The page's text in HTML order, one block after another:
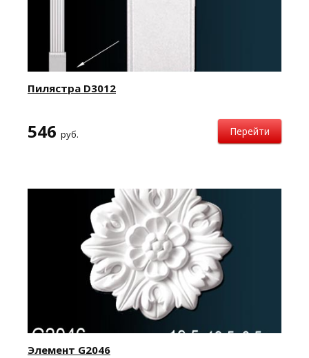
Пилястра D3012
546 руб. Перейти
Элемент G2046